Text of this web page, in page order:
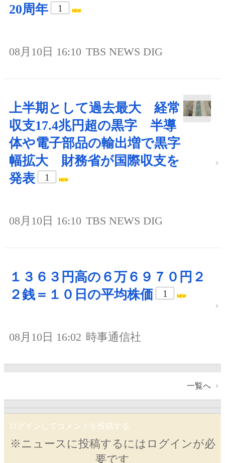
20周年
1
08月10日 16:10 TBS NEWS DIG
上半期として過去最大 経常
収支17.4兆円超の黒字 半導
体や電子部品の輸出増で黒字
幅拡大 財務省が国際収支を
発表
1
08月10日 16:10 TBS NEWS DIG
１３６３円高の６万６９７０円２
２銭＝１０日の平均株価
1
08月10日 16:02 時事通信社
一覧へ
ログインしてコメントを投稿する
※ニュースに投稿するにはログインが必
要です